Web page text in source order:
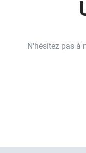
N'hésitez pas à